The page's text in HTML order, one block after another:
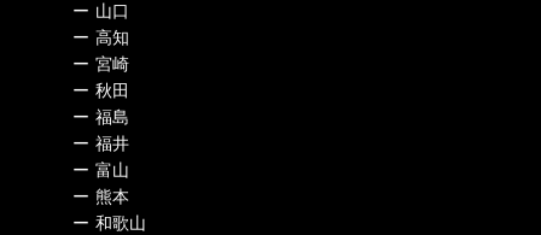
ー 山口
ー 高知
ー 宮崎
ー 秋田
ー 福島
ー 福井
ー 富山
ー 熊本
ー 和歌山